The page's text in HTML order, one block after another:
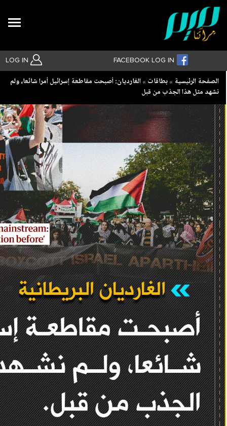
LOG IN FACEBOOK LOG IN
بحث متقدم
Breadcrumb
الصفحة الرئيسية بطاقات
الغارديان: أصبحت مقاطعة إسرائيل أمرا شائعا، ولم
نشهد مثل هذا الجذب من قبل